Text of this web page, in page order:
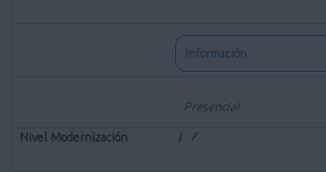
Información
Presencial